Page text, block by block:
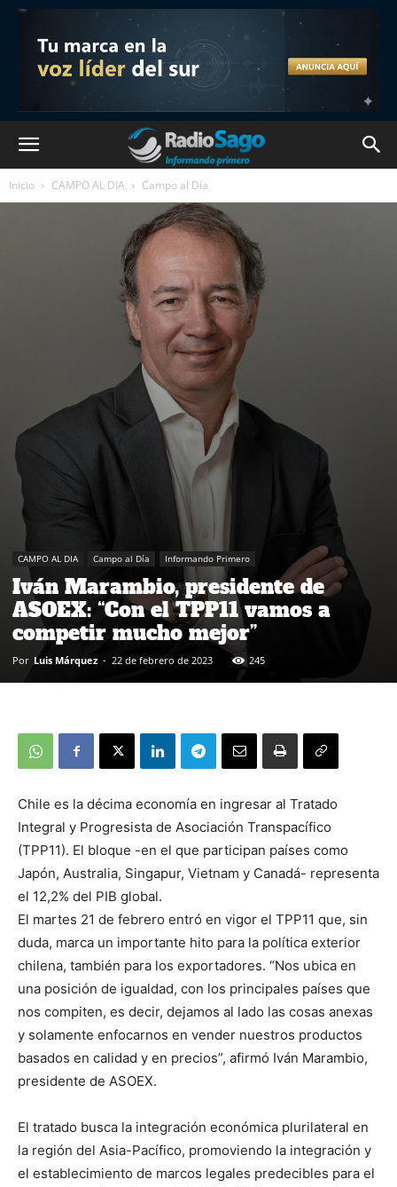
Inicio CAMPO AL DIA Campo al Día
CAMPO AL DIA Campo al Día Informando Primero
Iván Marambio, presidente de
ASOEX: “Con el TPP11 vamos a
competir mucho mejor”
Por Luis Márquez - 22 de febrero de 2023 245
Chile es la décima economía en ingresar al Tratado
Integral y Progresista de Asociación Transpacífico
(TPP11). El bloque -en el que participan países como
Japón, Australia, Singapur, Vietnam y Canadá- representa
el 12,2% del PIB global.
El martes 21 de febrero entró en vigor el TPP11 que, sin
duda, marca un importante hito para la política exterior
chilena, también para los exportadores. “Nos ubica en
una posición de igualdad, con los principales países que
nos compiten, es decir, dejamos al lado las cosas anexas
y solamente enfocarnos en vender nuestros productos
basados en calidad y en precios”, afirmó Iván Marambio,
presidente de ASOEX.
El tratado busca la integración económica plurilateral en
la región del Asia-Pacífico, promoviendo la integración y
el establecimiento de marcos legales predecibles para el